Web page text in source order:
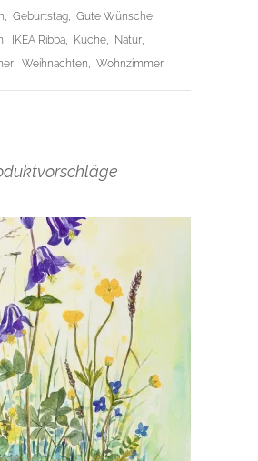
Geburtstag, Gute Wünsche,
IKEA Ribba, Küche, Natur,
Weihnachten Wohnzimmer